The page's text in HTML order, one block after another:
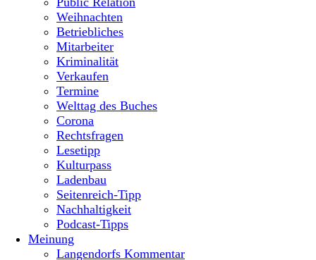
Weihnachten
Betriebliches
Mitarbeiter
Kriminalität
Verkaufen
Termine
Welttag des Buches
Corona
Rechtsfragen
Lesetipp
Kulturpass
Ladenbau
Seitenreich-Tipp
Nachhaltigkeit
Podcast-Tipps
Meinung
Langendorfs Kommentar